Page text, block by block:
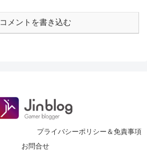
コメントを書き込む
プライバシーポリシー＆免責事項
お問合せ